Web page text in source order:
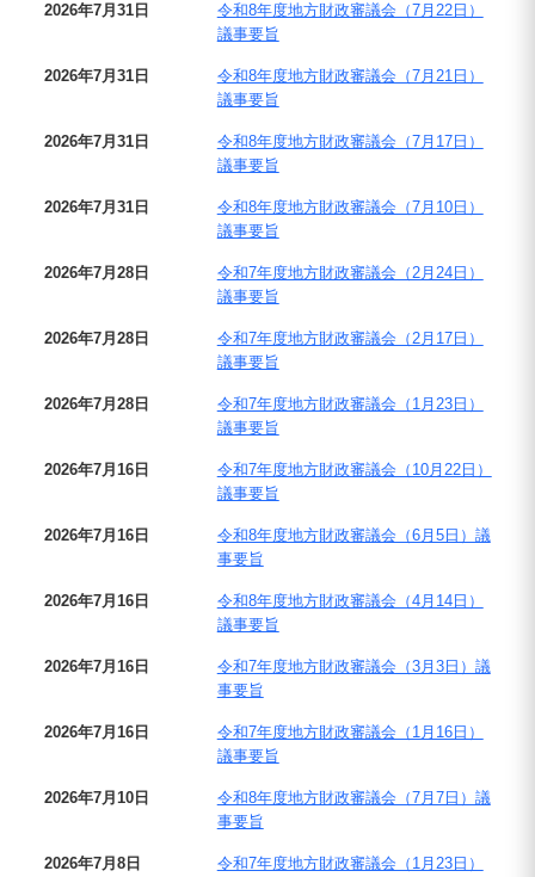
2026年7月31日
令和8年度地方財政審議会（7月22日）
議事要旨
2026年7月31日
令和8年度地方財政審議会（7月21日）
議事要旨
2026年7月31日
令和8年度地方財政審議会（7月17日）
議事要旨
2026年7月31日
令和8年度地方財政審議会（7月10日）
議事要旨
2026年7月28日
令和7年度地方財政審議会（2月24日）
議事要旨
2026年7月28日
令和7年度地方財政審議会（2月17日）
議事要旨
2026年7月28日
令和7年度地方財政審議会（1月23日）
議事要旨
2026年7月16日
令和7年度地方財政審議会（10月22日）
議事要旨
2026年7月16日
令和8年度地方財政審議会（6月5日）議
事要旨
2026年7月16日
令和8年度地方財政審議会（4月14日）
議事要旨
2026年7月16日
令和7年度地方財政審議会（3月3日）議
事要旨
2026年7月16日
令和7年度地方財政審議会（1月16日）
議事要旨
2026年7月10日
令和8年度地方財政審議会（7月7日）議
事要旨
2026年7月8日
令和7年度地方財政審議会（1月23日）